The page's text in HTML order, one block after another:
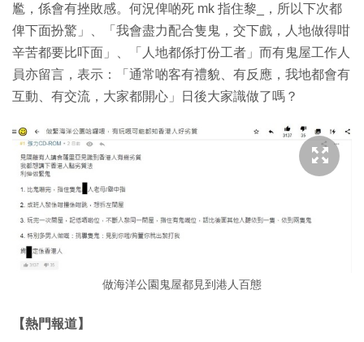
尷，係會有挫敗感。何況俾啲死 mk 指住黎_，所以下次都
俾下面扮驚」、「我會盡力配合隻鬼，交下戲，人地做得咁
辛苦都要比吓面」、「人地都係打份工者」而有鬼屋工作人
員亦留言，表示：「通常啲客有禮貌、有反應，我地都會有
互動、有交流，大家都開心」日後大家識做了嗎？
做海洋公園鬼屋都見到港人百態
【熱門報道】